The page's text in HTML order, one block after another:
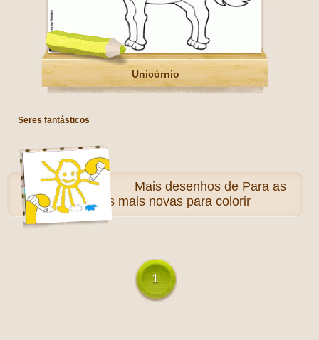
Unicórnio
Seres fantásticos
Maisdesenhos de Para as
crianças mais novas para colorir
1